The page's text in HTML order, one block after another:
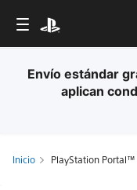
Envío estándar
aplican
Inicio PlayStation